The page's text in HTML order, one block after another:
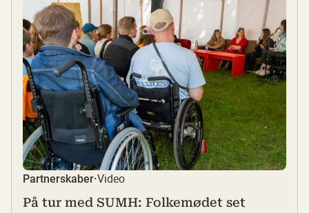
Partnerskaber·Video
På tur med SUMH: Folkemødet set